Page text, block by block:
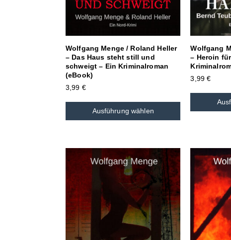
Wolfgang Menge / Roland Heller
– Das Haus steht still und
schweigt – Ein Kriminalroman
(eBook)
3,99 €
Ausführung wählen
Wolfgang
– Heroin
3,99€